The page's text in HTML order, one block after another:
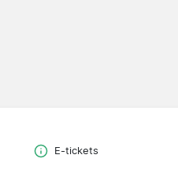
E-tickets